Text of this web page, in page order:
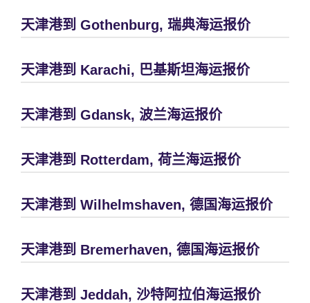
天津港到 Gothenburg, 瑞典海运报价
天津港到 Karachi, 巴基斯坦海运报价
天津港到 Gdansk, 波兰海运报价
天津港到 Rotterdam, 荷兰海运报价
天津港到 Wilhelmshaven, 德国海运报价
天津港到 Bremerhaven, 德国海运报价
天津港到 Jeddah, 沙特阿拉伯海运报价